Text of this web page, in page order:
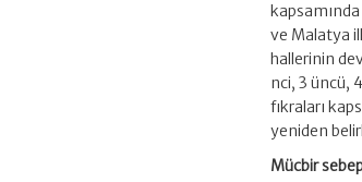
ve Malatya
hallerinin
nci, 3 üncü,
fıkraları
yeniden
Mücbir